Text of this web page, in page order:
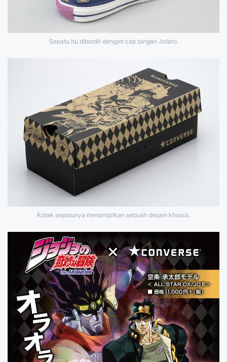
Sepatu itu dibordir dengan cap tangan Jotaro.
Kotak sepatunya menampilkan sebuah desain khusus.